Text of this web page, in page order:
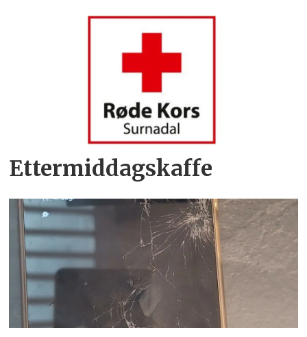
Ettermiddagskaffe